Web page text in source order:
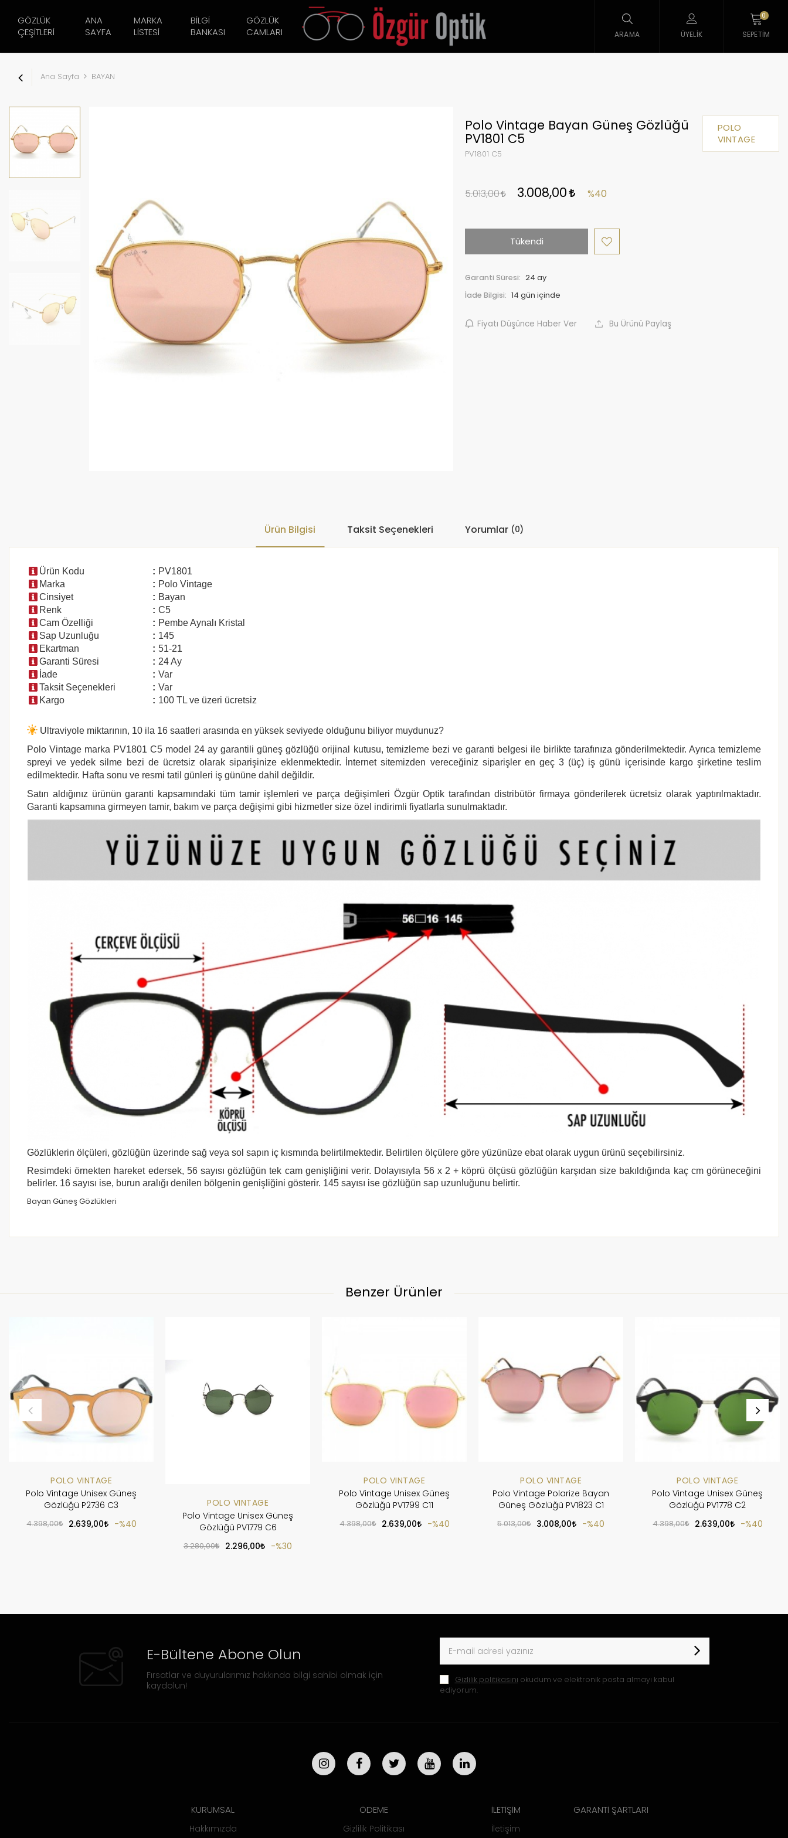
GÖZLÜK
ÇEŞITLERI
ANA
SAYFA
MARKA
LISTESI
BILGI
BANKASI
GÖZLÜK
CAMLARI
ARAMA ÜYELIK
0
SEPETIM
Ana Sayfa BAYAN
POLO
VINTAGE
Polo Vintage Bayan Güneş Gözlüğü
PV1801 C5
PV1801 C5
5.013,00 3.008,00 %40
Tükendi
Garanti Süresi: 24 ay
İade Bilgisi:
Fiyatı Düşünce Haber Ver Bu Ürünü Paylaş
Ürün Bilgisi Taksit Seçenekleri Yorumlar (0)
Ürün Kodu : PV1801
Marka
: Polo Vintage
Cinsiyet
: Bayan
Renk
: C5
Cam Özelliği
: Pembe Aynalı Kristal
Sap Uzunluğu
: 145
Ekartman
: 51-21
Garanti Süresi
: 24 Ay
İade
: Var
Taksit Seçenekleri
: Var
Kargo
: 100 TL ve üzeri ücretsiz
Ultraviyole miktarının, 10 ila 16 saatleri arasında en yüksek seviyede olduğunu biliyor muydunuz?
Polo Vintage marka PV1801 C5 model 24 ay garantili güneş gözlüğü orijinal kutusu, temizleme bezi ve garanti belgesi ile birlikte tarafınıza gönderilmektedir. Ayrıca temizleme
spreyi ve yedek silme bezi de ücretsiz olarak siparişinize eklenmektedir. İnternet sitemizden vereceğiniz siparişler en geç 3 (üç) iş günü içerisinde kargo şirketine teslim
edilmektedir. Hafta sonu ve resmi tatil günleri iş gününe dahil değildir.
Satın aldığınız ürünün garanti kapsamındaki tüm tamir işlemleri ve parça değişimleri Özgür Optik tarafından distribütör firmaya gönderilerek ücretsiz olarak yaptırılmaktadır.
Garanti kapsamına girmeyen tamir, bakım ve parça değişimi gibi hizmetler size özel indirimli fiyatlarla sunulmaktadır.
Gözlüklerin ölçüleri, gözlüğün üzerinde sağ veya sol sapın iç kısmında belirtilmektedir. Belirtilen ölçülere göre yüzünüze ebat olarak uygun ürünü seçebilirsiniz.
Resimdeki örnekten hareket edersek, 56 sayısı gözlüğün tek cam genişliğini verir. Dolayısıyla 56 x 2 + köprü ölçüsü gözlüğün karşıdan size bakıldığında kaç cm görüneceğini
belirler. 16 sayısı ise, burun aralığı denilen bölgenin genişliğini gösterir. 145 sayısı ise gözlüğün sap uzunluğunu belirtir.
Bayan Güneş Gözlükleri
Benzer Ürünler
POLO VINTAGE
Polo Vintage Unisex Güneş
Gözlüğü P2736 C3
4.398,00 2.639,00 %40
POLO VINTAGE
Polo Vintage Unisex Güneş
Gözlüğü PV1779 C6
3.280,00 2.296,00 %30
POLO VINTAGE
Polo Vintage Unisex Güneş
Gözlüğü PV1799 C11
4.398,00 2.639,00 %40
POLO VINTAGE
Polo Vintage Polarize Bayan
Güneş Gözlüğü PV1823 C1
5.013,00 3.008,00 %40
POLO VINTAGE
Polo Vintage Unisex Güneş
Gözlüğü PV1778 C2
4.398,00 2.639,00 %40
E-Bültene Abone Olun
Fırsatlar ve duyurularımız hakkında bilgi sahibi olmak için
kaydolun!
Gizlilik politikasını okudum ve elektronik posta almayı kabul
ediyorum.
KURUMSAL
Hakkımızda
ÖDEME
Gizlilik Politikası
İLETİŞİM
İletişim
GARANTİ ŞARTLARI